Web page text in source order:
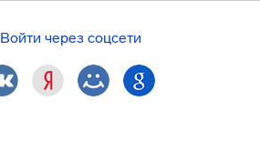
Войти через соцсети